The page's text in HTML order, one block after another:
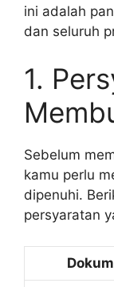
ini adalah
dan seluruh
1.
Sebelum
kamu perlu
dipenuhi.
persyaratan